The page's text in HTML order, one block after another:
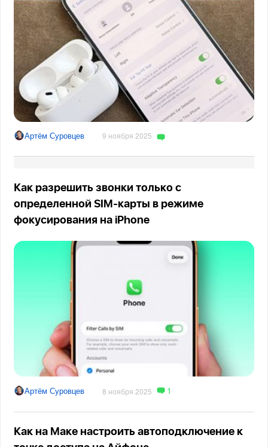
Артём Суровцев 9 ноября 2025
Как разрешить звонки только с
определенной SIM-карты в режиме
фокусирования на iPhone
Артём Суровцев 8 ноября 2025 1
Как на Маке настроить автоподключение к